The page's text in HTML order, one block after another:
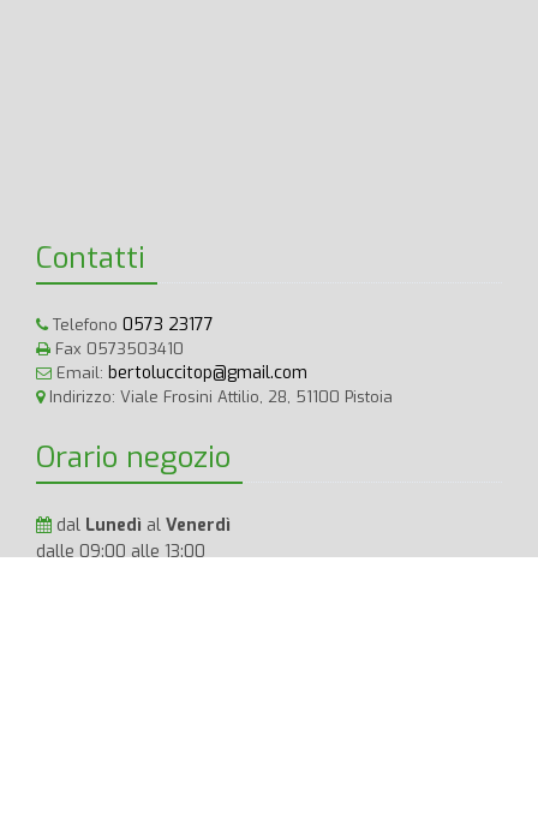
Contatti
Telefono 0573 23177
Fax 0573503410
Email: bertoluccitop@gmail.com
Indirizzo: Viale Frosini Attilio, 28, 51100 Pistoia
Orario negozio
dal Lunedì al Venerdì
dalle 09:00 alle 13:00